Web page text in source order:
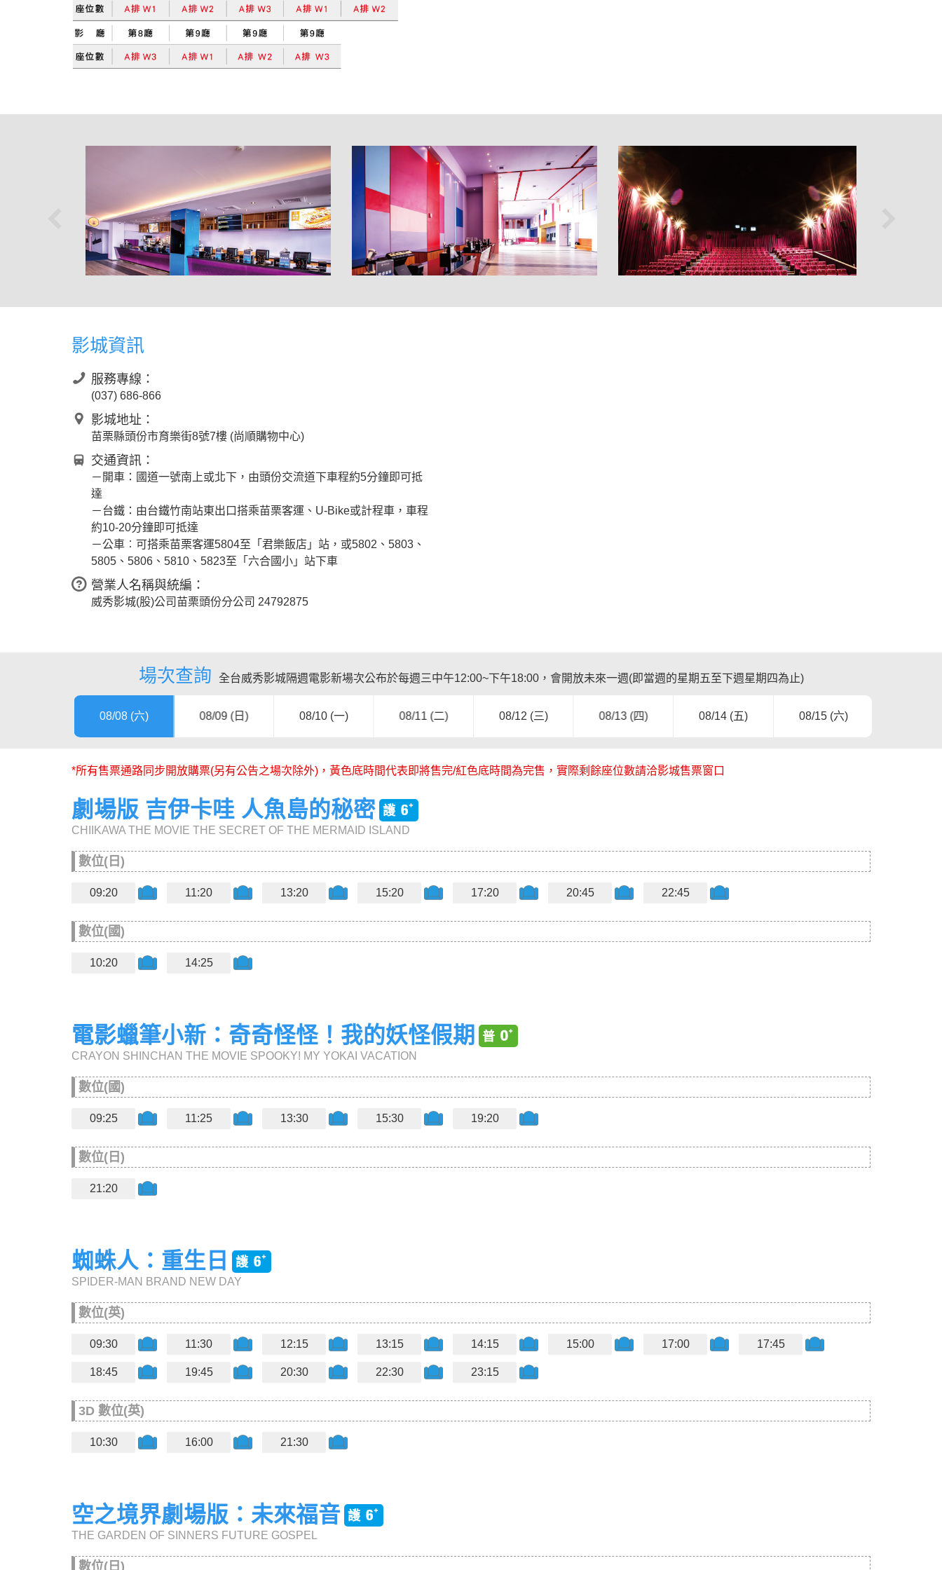
影城資訊
服務專線：
(037) 686-866
影城地址：
苗栗縣頭份市育樂街8號7樓 (尚順購物中心)
交通資訊：
－開車：國道一號南上或北下，由頭份交流道下車程約5分鐘即可抵
達
－台鐵：由台鐵竹南站東出口搭乘苗栗客運、U-Bike或計程車，車程
約10-20分鐘即可抵達
－公車︰可搭乘苗栗客運5804至「君樂飯店」站，或5802、5803、
5805、5806、5810、5823至「六合國小」站下車
營業人名稱與統編：
威秀影城(股)公司苗栗頭份分公司 24792875
場次查詢 全台威秀影城隔週電影新場次公布於每週三中午12:00~下午18:00，會開放未來一週(即當週的星期五至下週星期四為止)
08/08 (六) 08/09 (日) 08/10 (一) 08/11 (二) 08/12 (三) 08/13 (四) 08/14 (五) 08/15 (六)
*所有售票通路同步開放購票(另有公告之場次除外)，黃色底時間代表即將售完/紅色底時間為完售，實際剩餘座位數請洽影城售票窗口
劇場版 吉伊卡哇 人魚島的秘密
CHIIKAWA THE MOVIE THE SECRET OF THE MERMAID ISLAND
數位(日)
09:20 11:20 13:20 15:20 17:20 20:45 22:45
數位(國)
10:20 14:25
電影蠟筆小新：奇奇怪怪！我的妖怪假期
CRAYON SHINCHAN THE MOVIE SPOOKY! MY YOKAI VACATION
數位(國)
09:25 11:25 13:30 15:30 19:20
數位(日)
21:20
蜘蛛人：重生日
SPIDER-MAN BRAND NEW DAY
數位(英)
09:30 11:30 12:15 13:15 14:15 15:00 17:00 17:45
18:45 19:45 20:30 22:30 23:15
3D 數位(英)
10:30 16:00 21:30
空之境界劇場版：未來福音
THE GARDEN OF SINNERS FUTURE GOSPEL
數位(日)